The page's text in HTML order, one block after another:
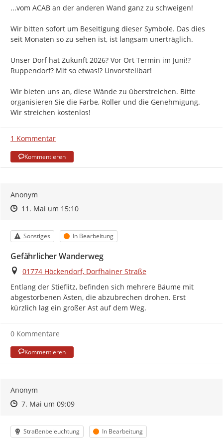
...vom ACAB an der anderen Wand ganz zu schweigen!
Wir bitten sofort um Beseitigung dieser Symbole. Das dies
seit Monaten so zu sehen ist, ist langsam unerträglich.
Unser Dorf hat Zukunft 2026? Vor Ort Termin im Juni!?
Ruppendorf? Mit so etwas!? Unvorstellbar!
Wir bieten uns an, diese Wände zu überstreichen. Bitte
organisieren Sie die Farbe, Roller und die Genehmigung.
Wir streichen kostenlos!
1 Kommentar
Kommentieren
Anonym
Zeitpunkt des Erstellens
Zeitpunkt des Erstellens
11. Mai um 15:10Zur Äußerung
Kategorie
Sonstiges Status
In Bearbeitung
Gefährlicher Wanderweg
Ort
01774 Höckendorf, Dorfhainer Straße
Entlang der Stieflitz, befinden sich mehrere Bäume mit
abgestorbenen Ästen, die abzubrechen drohen. Erst
kürzlich lag ein großer Ast auf dem Weg.
0 Kommentare
Kommentieren
Anonym
Zeitpunkt des Erstellens
Zeitpunkt des Erstellens
7. Mai um 09:09Zur Äußerung
Kategorie
Straßenbeleuchtung Status
In Bearbeitung